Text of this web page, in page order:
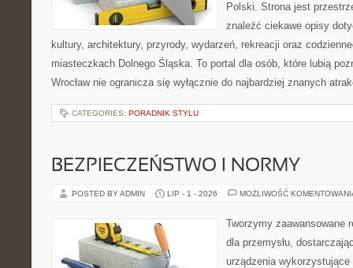
Polski. Strona jest
znaleźć ciekawe opisy
kultury, architektury, przyrody, wydarzeń, rekreacji oraz
miasteczkach Dolnego Śląska. To portal dla osób, które lubią
Wrocław nie ogranicza się wyłącznie do najbardziej znanych
CATEGORIES: PORADNIK STYLU
BEZPIECZEŃSTWO I NORMY
POSTED BY ADMIN LIP - 1 - 2026 MOŻLIWOŚĆ
Tworzymy zaawansowane
dla przemysłu,
urządzenia